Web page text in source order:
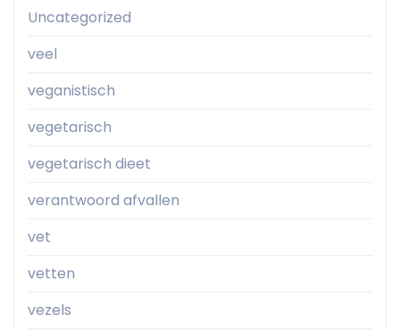
Uncategorized
veel
veganistisch
vegetarisch
vegetarisch dieet
verantwoord afvallen
vet
vetten
vezels